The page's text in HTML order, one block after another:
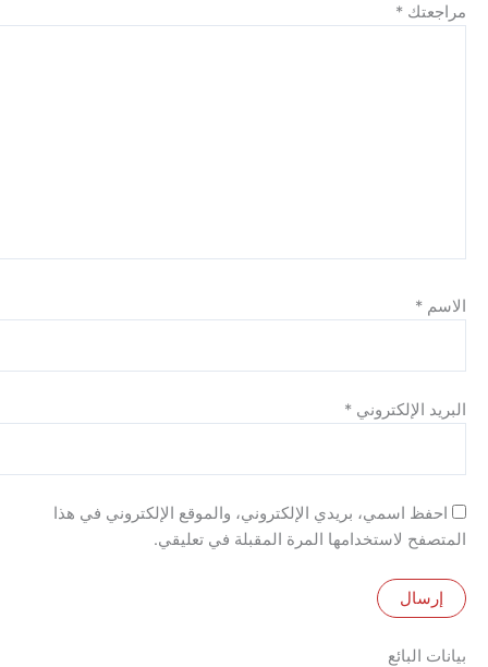
*
*
اسمي، بريدي الإلكتروني، والموقع الإلكتروني في هذا
لاستخدامها المرة المقبلة في تعليقي.